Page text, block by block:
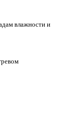
влажности и